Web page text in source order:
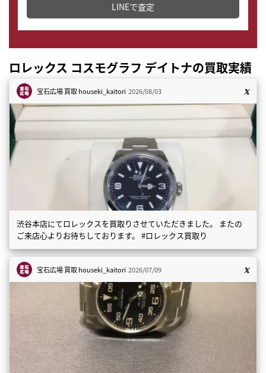
LINEで査定
ロレックス コスモグラフ デイトナの買取実績
宝石広場 買取houseki_kaitori 2026/08/03
渋谷本店にてロレックスを買取りさせていただきました。 またの
ご来店心よりお待ちしております。 #ロレックス買取り
宝石広場 買取houseki_kaitori 2026/07/09